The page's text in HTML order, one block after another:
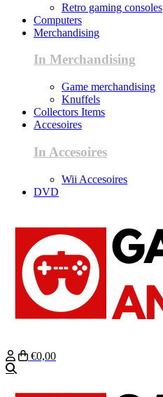
Retro gaming consoles
Computers
Merchandising
In Merchandising
Game merchandising
Knuffels
Collectors Items
Accesoires
In Accesoires
Wii Accesoires
DVD
€0,00